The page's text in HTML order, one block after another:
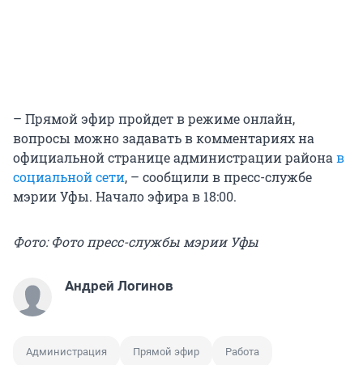
– Прямой эфир пройдет в режиме онлайн,
вопросы можно задавать в комментариях на
официальной странице администрации районав
социальной сети, – сообщили в пресс-службе
мэрии Уфы. Начало эфира в 18:00.
Фото: Фото пресс-службы мэрии Уфы
Андрей Логинов
Администрация Прямой эфир Работа